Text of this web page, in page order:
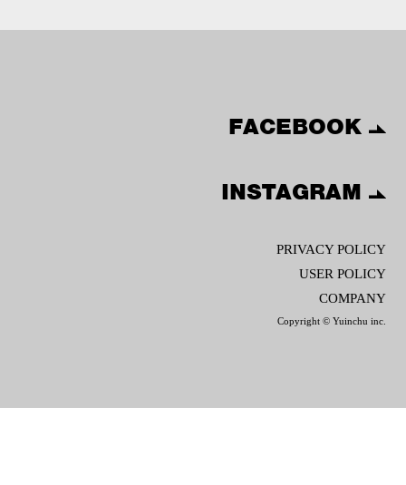
FACEBOOK
INSTAGRAM
PRIVACY POLICY
USER POLICY
COMPANY
Copyright © Yuinchu inc.